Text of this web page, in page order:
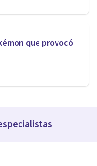
que provocó